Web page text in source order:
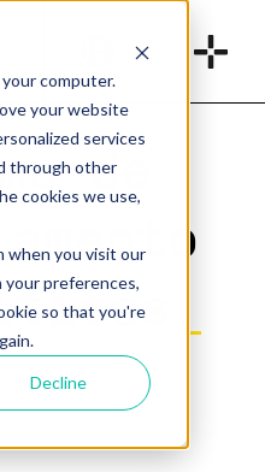
computer.
your website
services
through other
cookies we use,
when you visit our
preferences,
so that you're
Decline
de